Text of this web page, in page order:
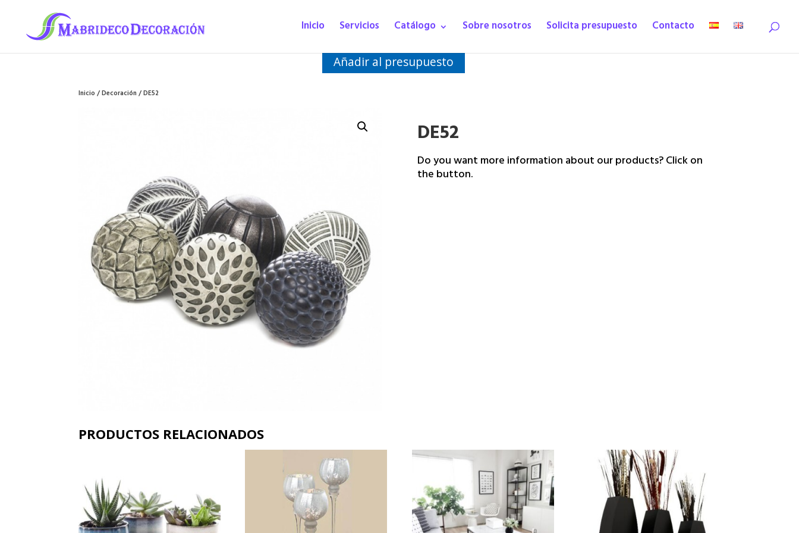
Inicio Servicios Catálogo Sobre nosotros Solicita presupuesto Contacto
Añadir al presupuesto
Inicio/Decoración/ DE52
DE52
Do you want more information about our products? Click on
the button.
PRODUCTOS RELACIONADOS